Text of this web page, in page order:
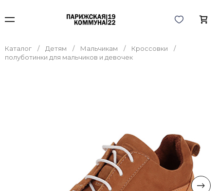
Каталог Детям Мальчикам
Кроссовки
полуботинки для мальчиков и девочек